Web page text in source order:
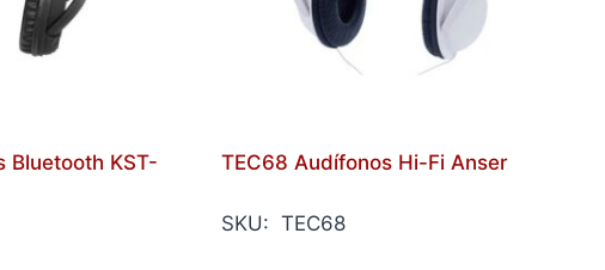
Bluetooth KST-
TEC68 Audífonos Hi-Fi Anser
SKU: TEC68